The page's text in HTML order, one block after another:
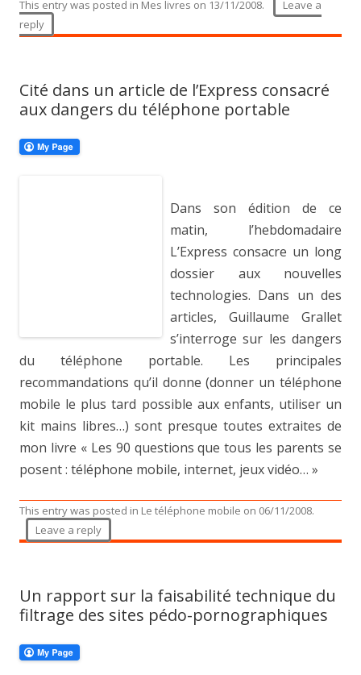
This entry was posted in Mes livres on 13/11/2008.
Leave a
reply
Cité dans un article de l’Express consacré
aux dangers du téléphone portable
Dans son édition de ce
matin, l’hebdomadaire
L’Express consacre un long
dossier aux nouvelles
technologies. Dans un des
articles, Guillaume Grallet
s’interroge sur les dangers
du téléphone portable. Les principales
recommandations qu’il donne (donner un téléphone
mobile le plus tard possible aux enfants, utiliser un
kit mains libres…) sont presque toutes extraites de
mon livre « Les 90 questions que tous les parents se
posent : téléphone mobile, internet, jeux vidéo… »
This entry was posted in Le téléphone mobile on 06/11/2008.
Leave a reply
Un rapport sur la faisabilité technique du
filtrage des sites pédo-pornographiques